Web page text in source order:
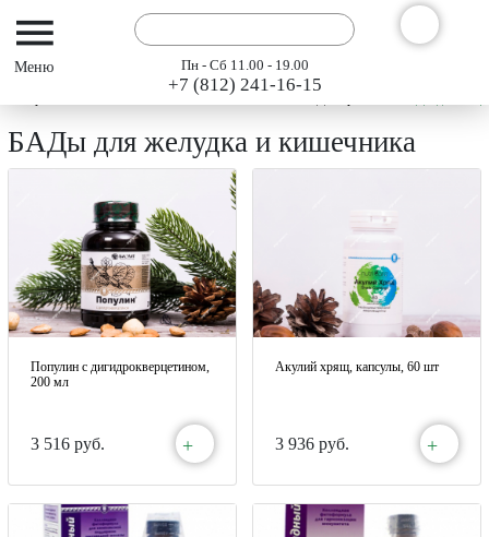
Пн - Сб 11.00 - 19.00
+7 (812) 241-16-15
Каталог
БАДы для желудка и кишечника
Популин с дигидрокверцетином,
200 мл
3 516 руб. +
Акулий хрящ, капсулы, 60 шт
3 936 руб. +